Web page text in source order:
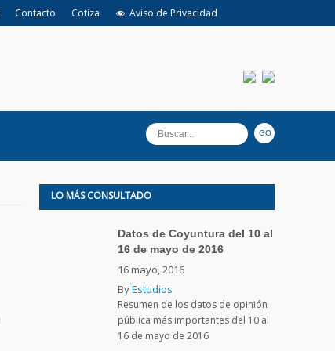
Contacto Cotiza Aviso de Privacidad
LO MÁS CONSULTADO
Datos de Coyuntura del 10 al
16 de mayo de 2016
16 mayo, 2016
ByEstudios
Resumen de los datos de opinión
pública más importantes del 10 al
16 de mayo de 2016